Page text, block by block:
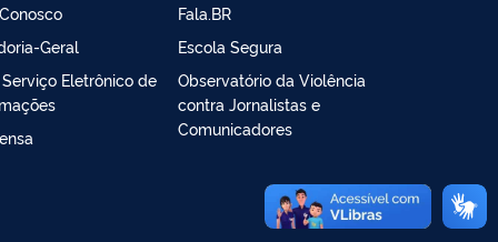
Geral
Eletrônico de
Fala.BR
Escola Segura
Observatório da Violência
contra Jornalistas e
Comunicadores